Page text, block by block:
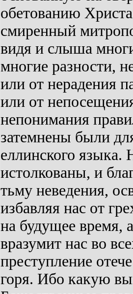
обетованию
смиренный
видя и слыша
многие разности,
или от нерадения
или от
непонимания
затемнены были
еллинского языка.
истолкованы, и
тьму неведения,
избавляя нас от
на будущее время,
вразумит нас во
преступление
горя. Ибо какую